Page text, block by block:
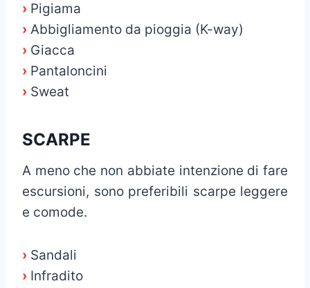
› Pigiama
› Abbigliamento da pioggia (K-way)
› Giacca
› Pantaloncini
› Sweat
SCARPE
A meno che non abbiate intenzione di fare
escursioni, sono preferibili scarpe leggere
e comode.
› Sandali
› Infradito